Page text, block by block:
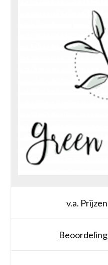
v.a. Prijzen
Beoordeling